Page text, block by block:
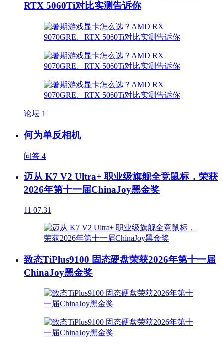
RTX 5060Ti对比实测告诉你
论坛 1
何为单反相机
问答 4
迈从 K7 V2 Ultra+ 职业级旗舰全竞鼠标，荣获
2026年第十一届ChinaJoy黑金奖
11 07.31
致态TiPlus9100 固态硬盘荣获2026年第十一届
ChinaJoy黑金奖